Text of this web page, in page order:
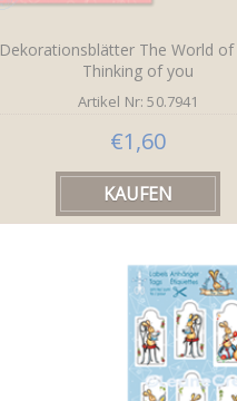
Dekorationsblätter The World of
Thinking of you
Artikel Nr: 50.7941
€1,60